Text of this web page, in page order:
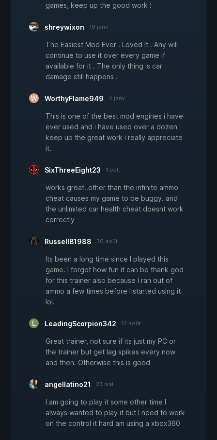
games, keep up the good work !
shreywixon 19 janv.
The Easiest Mod Ever . Loved It . Any will
continue to use it over every game if
available for it . The only thing is car
damage still happens .
WorthyFlame949 4 janv.
This is one of the best mod engines i have
ever used and i have used over a dozen
keep up the great work i really appreciate
it.
SixThreeEight23 1 oct.
works great..other than the infinite ammo
cheat causes my game to be buggy. and
the unlimited car health cheat doesnt work
correctly
RussellB1988 30 août
Its been a long time since I played this
game. I forgot how fun it can be thank god
for this trainer also because I ran out of
ammo a few times before I started using it
lol.
LeadingScorpion342 12 août
Great trainer, not sure if its just my PC or
the trainer but get lag spikes every now
and then. Otherwise this is good
angellatino21 23 mai
I am going to play it some other time I
always wanted to play it but I need to work
on the control it hard am using a xbox360